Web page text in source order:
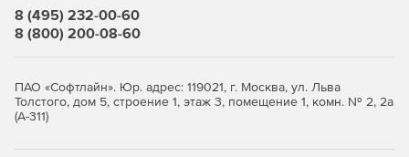
8 (495) 232-00-60
8 (800) 200-08-60
ПАО «Софтлайн». Юр. адрес: 119021, г. Москва, ул. Льва
Толстого, дом 5, строение 1, этаж 3, помещение 1, комн. № 2, 2а
(А-311)